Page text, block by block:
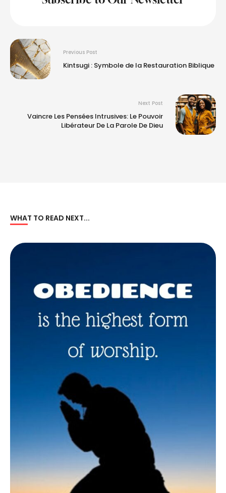
Previous Post
Kintsugi : Symbole de la Restauration Biblique
Next Post
Vaincre Les Pensées Intrusives: Le Pouvoir
Libérateur De La Parole De Dieu
WHAT TO READ NEXT...